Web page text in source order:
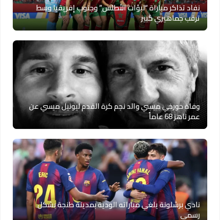
نفاد تذاكر مباراة “لبؤات الأطلس” وجنوب إفريقيا وسط
ترقب جماهيري كبير
وفاة خورخي ميسي والد نجم كرة القدم ليونيل ميسي عن
عمر ناهز 68 عاماً
نادي برشلونة يلغي مباراته الودية بمدينة طنجة بشكل
رسمي